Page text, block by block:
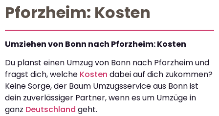
Pforzheim: Kosten
Umziehen von Bonn nach Pforzheim: Kosten
Du planst einen Umzug von Bonn nach Pforzheim und
fragst dich, welche Kosten dabei auf dich zukommen?
Keine Sorge, der Baum Umzugsservice aus Bonn ist
dein zuverlässiger Partner, wenn es um Umzüge in
ganz Deutschland geht.